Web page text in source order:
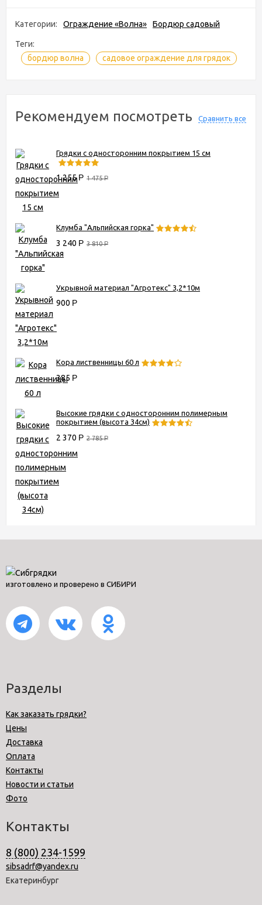
Категории: Ограждение «Волна» Бордюр садовый
Теги:
бордюр волна
садовое ограждение для грядок
Рекомендуем посмотреть Сравнить все
Грядки с односторонним покрытием 15 см
1 255Р 1 475Р
Клумба "Альпийская горка"
3 240 Р 3 810Р
Укрывной материал "Агротекс" 3,2*10м
900 Р
Кора лиственницы 60 л
385 Р
Высокие грядки с односторонним полимерным
покрытием (высота 34см)
2 370 Р 2 785Р
изготовлено и проверено в СИБИРИ
Разделы
Как заказать грядки?
Цены
Доставка
Оплата
Контакты
Новости и статьи
Фото
Контакты
8 (800) 234-1599
sibsadrf@yandex.ru
Екатеринбург